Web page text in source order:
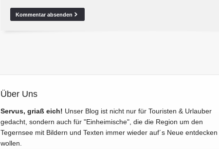
Über Uns
Servus, griaß eich! Unser Blog ist nicht nur für Touristen & Urlauber
gedacht, sondern auch für "Einheimische", die die Region um den
Tegernsee mit Bildern und Texten immer wieder auf´s Neue entdecken
wollen.